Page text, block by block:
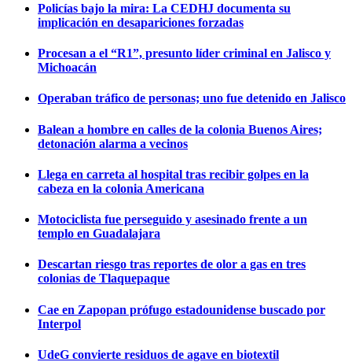
Policías bajo la mira: La CEDHJ documenta su
implicación en desapariciones forzadas
Procesan a el “R1”, presunto líder criminal en Jalisco y
Michoacán
Operaban tráfico de personas; uno fue detenido en Jalisco
Balean a hombre en calles de la colonia Buenos Aires;
detonación alarma a vecinos
Llega en carreta al hospital tras recibir golpes en la
cabeza en la colonia Americana
Motociclista fue perseguido y asesinado frente a un
templo en Guadalajara
Descartan riesgo tras reportes de olor a gas en tres
colonias de Tlaquepaque
Cae en Zapopan prófugo estadounidense buscado por
Interpol
UdeG convierte residuos de agave en biotextil